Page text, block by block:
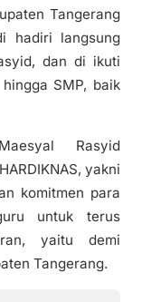
Tangerang
hadiri langsung
dan di ikuti
SMP, baik
Rasyid
yakni
komitmen para
untuk terus
yaitu demi
Tangerang.